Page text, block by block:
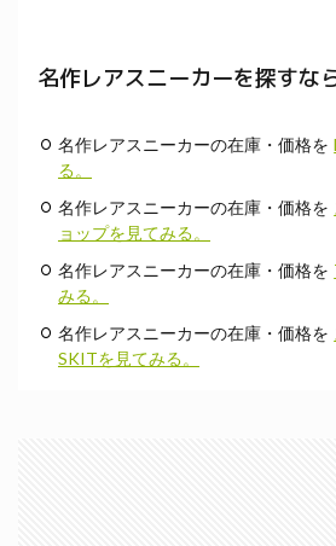
名作レアスニーカーを探すな
名作レアスニーカーの在庫・価格を
る。
名作レアスニーカーの在庫・価格を
ョップを見てみる。
名作レアスニーカーの在庫・価格を
みる。
名作レアスニーカーの在庫・価格を
SKITを見てみる。